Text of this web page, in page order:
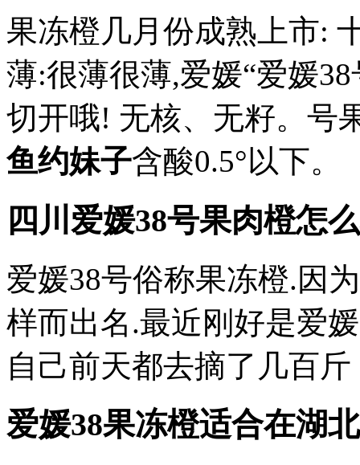
果冻橙几月份成熟上市:
薄:很薄很薄,爱媛“爱媛
切开哦! 无核、无籽。号
鱼约妹子含酸0.5°以下。
四川爱媛38号果肉橙怎
爱媛38号俗称果冻橙.因
样而出名.最近刚好是爱
自己前天都去摘了几百斤
爱媛38果冻橙适合在湖